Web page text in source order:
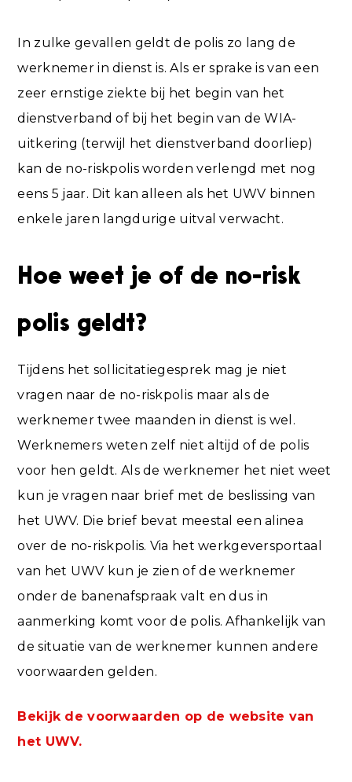
In zulke gevallen geldt de polis zo lang de
werknemer in dienst is. Als er sprake is van een
zeer ernstige ziekte bij het begin van het
dienstverband of bij het begin van de WIA-
uitkering (terwijl het dienstverband doorliep)
kan de no-riskpolis worden verlengd met nog
eens 5 jaar. Dit kan alleen als het UWV binnen
enkele jaren langdurige uitval verwacht.
Hoe weet je of de no-risk
polis geldt?
Tijdens het sollicitatiegesprek mag je niet
vragen naar de no-riskpolis maar als de
werknemer twee maanden in dienst is wel.
Werknemers weten zelf niet altijd of de polis
voor hen geldt. Als de werknemer het niet weet
kun je vragen naar brief met de beslissing van
het UWV. Die brief bevat meestal een alinea
over de no-riskpolis. Via het werkgeversportaal
van het UWV kun je zien of de werknemer
onder de banenafspraak valt en dus in
aanmerking komt voor de polis. Afhankelijk van
de situatie van de werknemer kunnen andere
voorwaarden gelden.
Bekijk de voorwaarden op de website van
het UWV.